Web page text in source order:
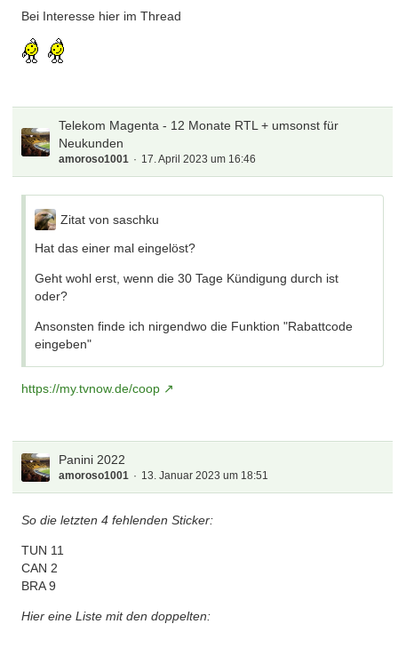
Bei Interesse hier im Thread
Telekom Magenta - 12 Monate RTL + umsonst für
Neukunden
amoroso1001 17. April 2023 um 16:46
Zitat von saschku
Hat das einer mal eingelöst?
Geht wohl erst, wenn die 30 Tage Kündigung durch ist
oder?
Ansonsten finde ich nirgendwo die Funktion "Rabattcode
eingeben"
https://my.tvnow.de/coop
Panini 2022
amoroso1001 13. Januar 2023 um 18:51
So die letzten 4 fehlenden Sticker:
TUN 11
CAN 2
BRA 9
Hier eine Liste mit den doppelten: